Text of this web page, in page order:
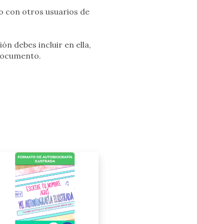
con otros usuarios de
debes incluir en ella,